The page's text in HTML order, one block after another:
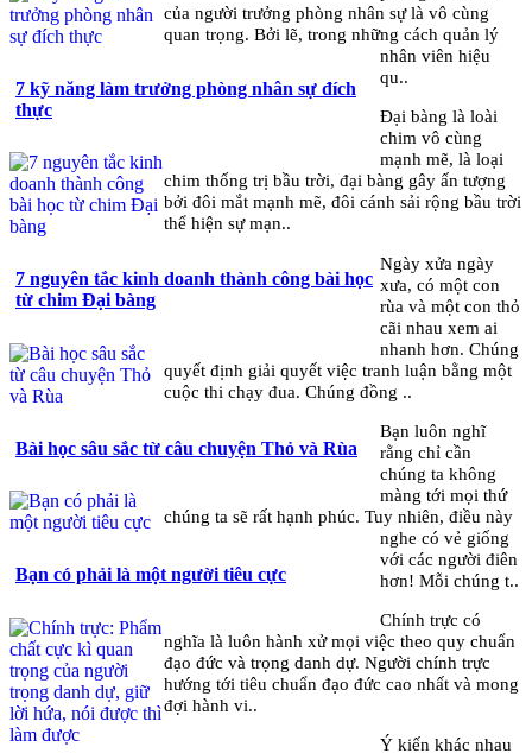
7 kỹ năng làm trưởng phòng nhân sự đích
thực
của người trưởng phòng nhân sự là vô cùng
quan trọng. Bởi lẽ, trong những cách quản lý
nhân viên hiệu
qu..
7 nguyên tắc kinh doanh thành công bài học
từ chim Đại bàng
Đại bàng là loài
chim vô cùng
mạnh mẽ, là loại
chim thống trị bầu trời, đại bàng gây ấn tượng
bởi đôi mắt mạnh mẽ, đôi cánh sải rộng bầu trời
thể hiện sự mạn..
Bài học sâu sắc từ câu chuyện Thỏ và Rùa
Ngày xửa ngày
xưa, có một con
rùa và một con thỏ
cãi nhau xem ai
nhanh hơn. Chúng
quyết định giải quyết việc tranh luận bằng một
cuộc thi chạy đua. Chúng đồng ..
Bạn có phải là một người tiêu cực
Bạn luôn nghĩ
rằng chỉ cần
chúng ta không
màng tới mọi thứ
chúng ta sẽ rất hạnh phúc. Tuy nhiên, điều này
nghe có vẻ giống
với các người điên
hơn! Mỗi chúng t..
Chính trực có
nghĩa là luôn hành xử mọi việc theo quy chuẩn
đạo đức và trọng danh dự. Người chính trực
hướng tới tiêu chuẩn đạo đức cao nhất và mong
đợi hành vi..
Ý kiến khác nhau